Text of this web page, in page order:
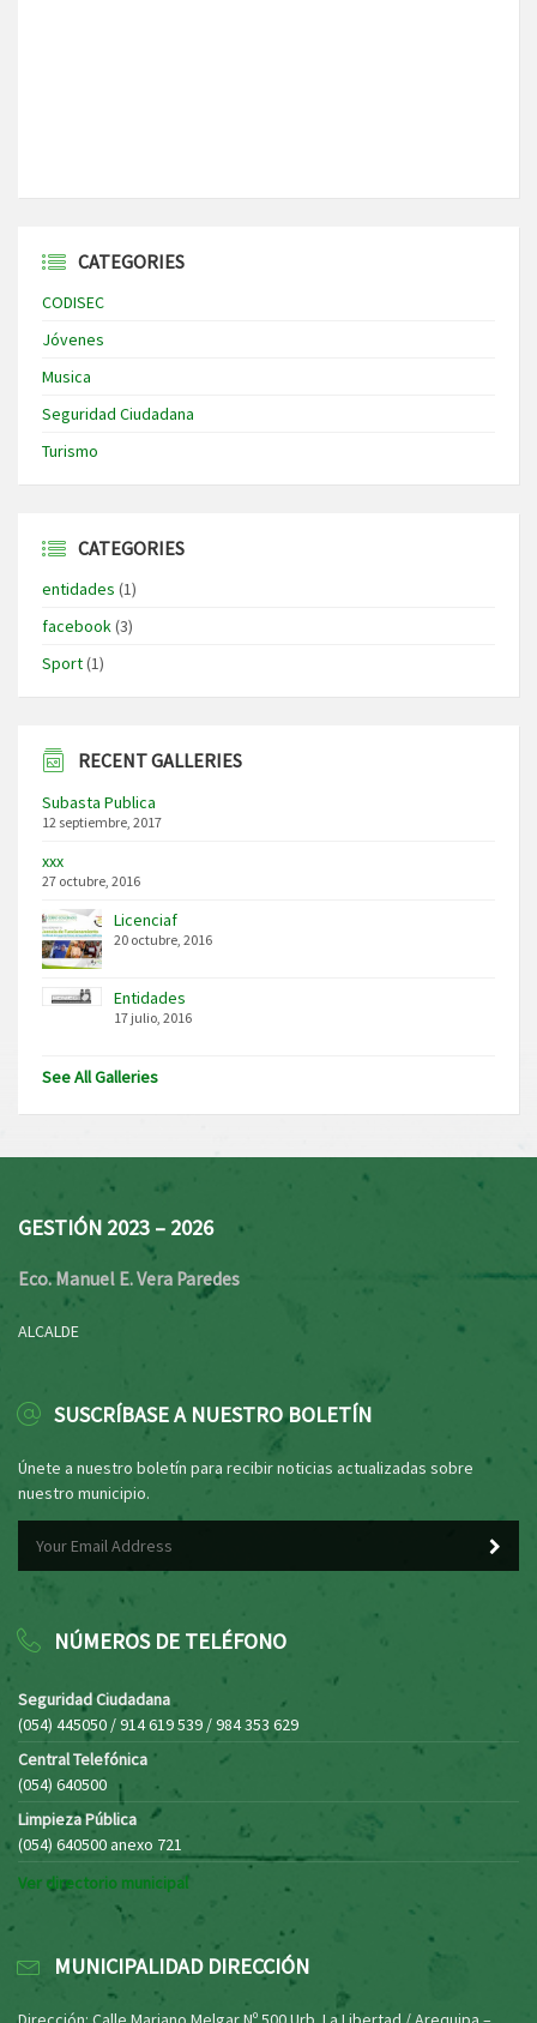
CATEGORIES
CODISEC
Jóvenes
Musica
Seguridad Ciudadana
Turismo
CATEGORIES
entidades (1)
facebook(3)
Sport(1)
RECENT GALLERIES
Subasta Publica
12 septiembre, 2017
xxx
27 octubre, 2016
Licenciaf
20 octubre, 2016
Entidades
17 julio, 2016
See All Galleries
GESTIÓN 2023 – 2026
Eco. Manuel E. Vera Paredes
ALCALDE
SUSCRÍBASE A NUESTRO BOLETÍN
Únete a nuestro boletín para recibir noticias actualizadas sobre
nuestro municipio.
NÚMEROS DE TELÉFONO
Seguridad Ciudadana
(054) 445050 / 914 619 539 / 984 353 629
Central Telefónica
(054) 640500
Limpieza Pública
(054) 640500 anexo 721
Ver directorio municipal
MUNICIPALIDAD DIRECCIÓN